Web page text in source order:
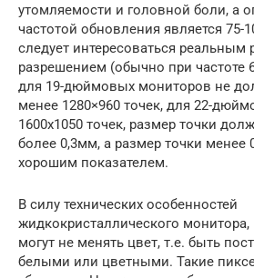
утомляемости и головной боли, а
частотой обновления является 75-
следует интересоваться реальным
разрешением (обычно при частоте
для 19-дюймовых мониторов не
менее 1280×960 точек, для 22-
1600х1050 точек, размер точки
более 0,3мм, а размер точки менее
хорошим показателем.
В силу технических особенностей
жидкокристаллического
могут не менять цвет, т.е. быть
белыми или цветными. Такие